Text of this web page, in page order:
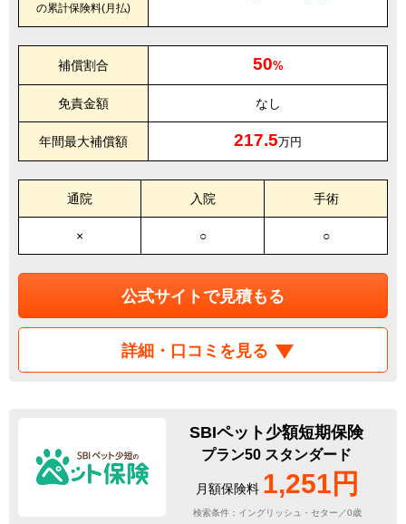
の累計保険料(月払)
補償割合 50%
免責金額 なし
年間最大補償額 217.5万円
通院 入院 手術
× ○ ○
公式サイトで見積もる
詳細・口コミを見る
SBIペット少額短期保険
プラン50 スタンダード
月額保険料 1,251円
検索条件：イングリッシュ・セター／0歳